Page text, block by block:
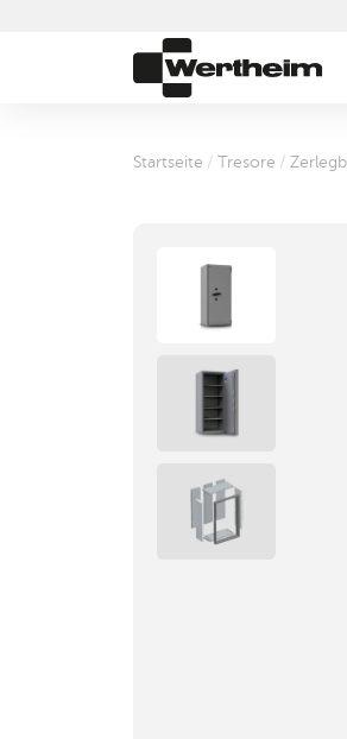
Startseite / Tresore /